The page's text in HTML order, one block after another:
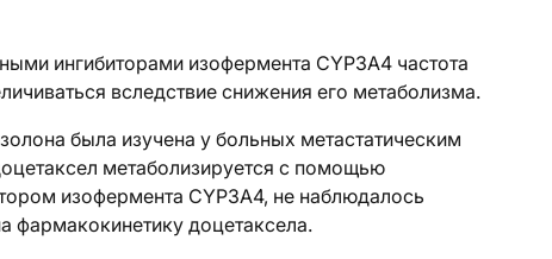
ингибиторами изофермента CYP3A4 частота
вследствие снижения его метаболизма.
была изучена у больных метастатическим
метаболизируется с помощью
изофермента CYP3A4, не наблюдалось
фармакокинетику доцетаксела.